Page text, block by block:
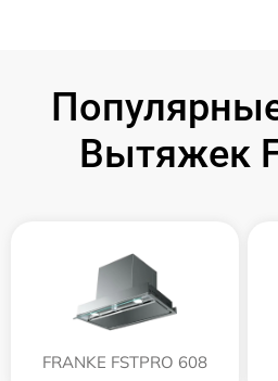
Вытяжек
FRANKE FSTPRO 608